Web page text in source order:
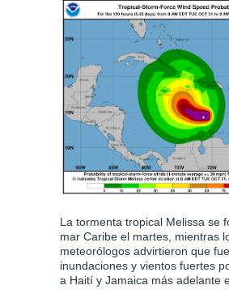
La tormenta tropical Melissa se
mar Caribe el martes, mientras
meteorólogos advirtieron que
inundaciones y vientos fuertes
a Haití y Jamaica más adelante